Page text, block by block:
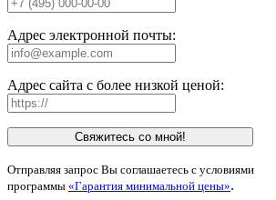
Адрес электронной почты:
Адрес сайта с более низкой ценой:
Свяжитесь со мной!
Отправляя запрос Вы соглашаетесь с условиями
программы «Гарантия минимальной цены».